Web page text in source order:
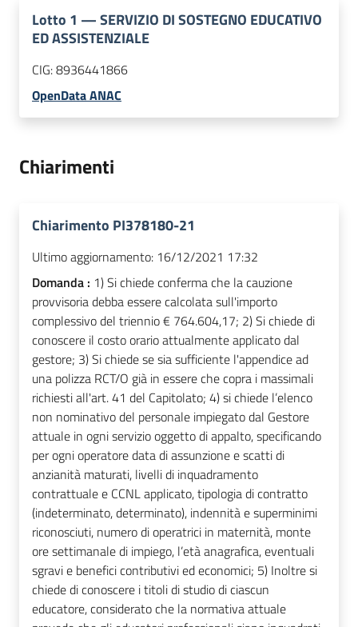
Lotto 1 —SERVIZIO DI SOSTEGNO EDUCATIVO
ED ASSISTENZIALE
CIG:8936441866
OpenData ANAC
Chiarimenti
Chiarimento PI378180-21
Ultimo aggiornamento: 16/12/2021 17:32
Domanda : 1) Si chiede conferma che la cauzione
provvisoria debba essere calcolata sull'importo
complessivo del triennio € 764.604,17; 2) Si chiede di
conoscere il costo orario attualmente applicato dal
gestore; 3) Si chiede se sia sufficiente l'appendice ad
una polizza RCT/O già in essere che copra i massimali
richiesti all'art. 41 del Capitolato; 4) si chiede l’elenco
non nominativo del personale impiegato dal Gestore
attuale in ogni servizio oggetto di appalto, specificando
per ogni operatore data di assunzione e scatti di
anzianità maturati, livelli di inquadramento
contrattuale e CCNL applicato, tipologia di contratto
(indeterminato, determinato), indennità e superminimi
riconosciuti, numero di operatrici in maternità, monte
ore settimanale di impiego, l’età anagrafica, eventuali
sgravi e benefici contributivi ed economici; 5) Inoltre si
chiede di conoscere i titoli di studio di ciascun
educatore, considerato che la normativa attuale